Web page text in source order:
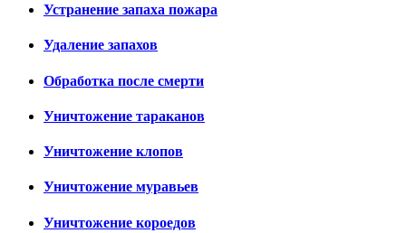
Устранение запаха пожара
Удаление запахов
Обработка после смерти
Уничтожение тараканов
Уничтожение клопов
Уничтожение муравьев
Уничтожение короедов